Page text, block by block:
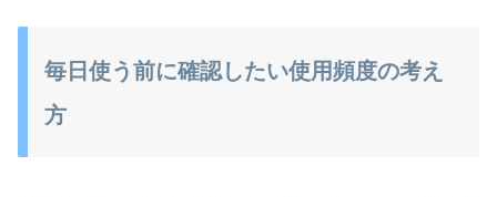
毎日使う前に確認したい使用頻度の考え
方